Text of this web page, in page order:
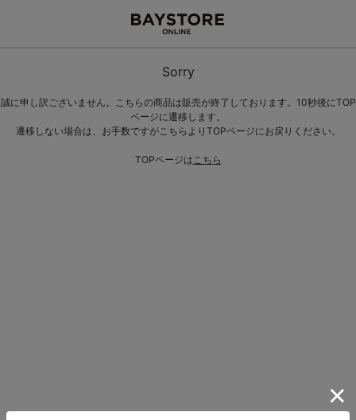
Sorry
誠に申し訳ございません。こちらの商品は販売が終了しております。10秒後にTOP
ページに遷移します。
遷移しない場合は、お手数ですがこちらよりTOPページにお戻りください。
TOPページはこちら